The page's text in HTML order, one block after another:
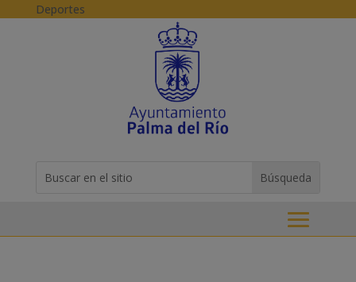
Skip to content
Deportes
for...